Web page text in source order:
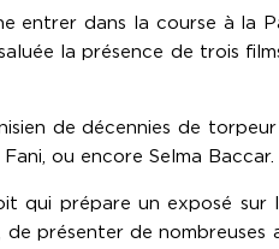
entrer dans la course à la
la présence de trois
de décennies de
ou encore Selma Baccar.
qui prépare un exposé sur
présenter de nombreuses